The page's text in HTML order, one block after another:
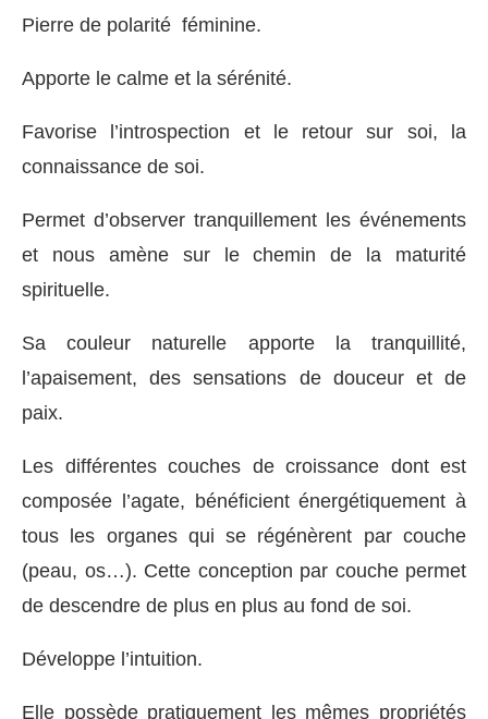
Pierre de polarité féminine.
Apporte le calme et la sérénité.
Favorise l’introspection et le retour sur soi, la
connaissance de soi.
Permet d’observer tranquillement les événements
et nous amène sur le chemin de la maturité
spirituelle.
Sa couleur naturelle apporte la tranquillité,
l’apaisement, des sensations de douceur et de
paix.
Les différentes couches de croissance dont est
composée l’agate, bénéficient énergétiquement à
tous les organes qui se régénèrent par couche
(peau, os…). Cette conception par couche permet
de descendre de plus en plus au fond de soi.
Développe l’intuition.
Elle possède pratiquement les mêmes propriétés